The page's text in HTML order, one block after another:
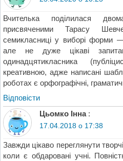
Вчителька поділилася
присвяченими Тарасу
семикласниці у виборі форми
але не дуже цікаві
одинадцятикласника
креативною, адже написані
роботах є орфографічні,
Відповіcти
Цьомко Інна :
17.04.2018 о 17:38
Завжди цікаво переглянути
коли є обдаровані учні.